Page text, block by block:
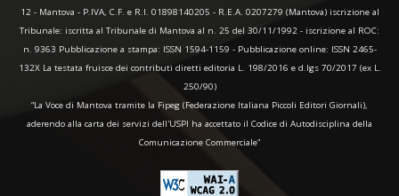
12 - Mantova - P.IVA, C.F. e R.I. 01898140205 - R.E.A. 0207279 (Mantova) iscrizione al
Tribunale: iscritta al Tribunale di Mantova al n. 25 del 30/11/1992 - iscrizione al ROC:
n. 9363 Pubblicazione a stampa: ISSN 1594-1159 - Pubblicazione online: ISSN 2465-
132X La testata fruisce dei contributi diretti editoria L. 198/2016 e d.lgs 70/2017 (ex L.
250/90)
“La Voce di Mantova tramite la Fipeg (Federazione Italiana Piccoli Editori Giornali),
aderendo alla carta dei servizi dell'USPI ha accettato il Codice di Autodisciplina della
Comunicazione Commerciale"